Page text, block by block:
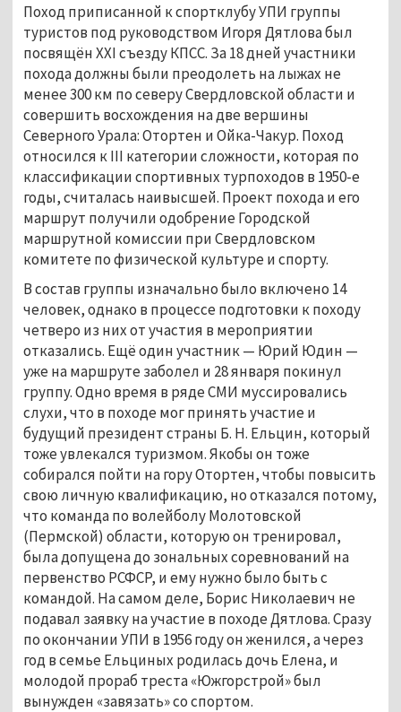
Поход приписанной к спортклубу УПИ группы
туристов под руководством Игоря Дятлова был
посвящён XXI съезду КПСС. За 18 дней участники
похода должны были преодолеть на лыжах не
менее 300 км по северу Свердловской области и
совершить восхождения на две вершины
Северного Урала: Отортен и Ойка-Чакур. Поход
относился к III категории сложности, которая по
классификации спортивных турпоходов в 1950-е
годы, считалась наивысшей. Проект похода и его
маршрут получили одобрение Городской
маршрутной комиссии при Свердловском
комитете по физической культуре и спорту.
В состав группы изначально было включено 14
человек, однако в процессе подготовки к походу
четверо из них от участия в мероприятии
отказались. Ещё один участник — Юрий Юдин —
уже на маршруте заболел и 28 января покинул
группу. Одно время в ряде СМИ муссировались
слухи, что в походе мог принять участие и
будущий президент страны Б. Н. Ельцин, который
тоже увлекался туризмом. Якобы он тоже
собирался пойти на гору Отортен, чтобы повысить
свою личную квалификацию, но отказался потому,
что команда по волейболу Молотовской
(Пермской) области, которую он тренировал,
была допущена до зональных соревнований на
первенство РСФСР, и ему нужно было быть с
командой. На самом деле, Борис Николаевич не
подавал заявку на участие в походе Дятлова. Сразу
по окончании УПИ в 1956 году он женился, а через
год в семье Ельциных родилась дочь Елена, и
молодой прораб треста «Южгорстрой» был
вынужден «завязать» со спортом.